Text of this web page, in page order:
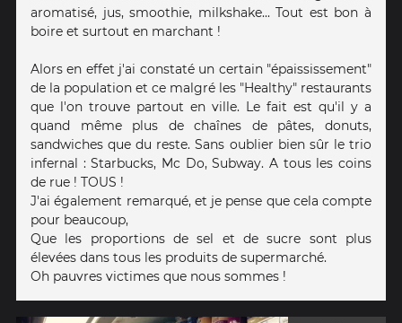
aromatisé, jus, smoothie, milkshake... Tout est bon à
boire et surtout en marchant !
Alors en effet j'ai constaté un certain "épaississement"
de la population et ce malgré les "Healthy" restaurants
que l'on trouve partout en ville. Le fait est qu'il y a
quand même plus de chaînes de pâtes, donuts,
sandwiches que du reste. Sans oublier bien sûr le trio
infernal : Starbucks, Mc Do, Subway. A tous les coins
de rue ! TOUS !
J'ai également remarqué, et je pense que cela compte
pour beaucoup,
Que les proportions de sel et de sucre sont plus
élevées dans tous les produits de supermarché.
Oh pauvres victimes que nous sommes !